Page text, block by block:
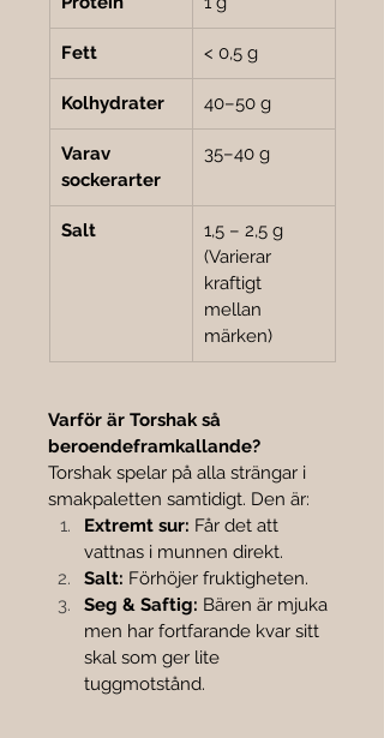
Fett < 0,5 g
Kolhydrater 40–50 g
Varav
sockerarter
35–40 g
Salt
1,5 – 2,5 g
(Varierar
kraftigt
mellan
märken)
Varför är Torshak så
beroendeframkallande?
Torshak spelar på alla strängar i
smakpaletten samtidigt. Den är:
Extremt sur: Får det att
vattnas i munnen direkt.
Salt: Förhöjer fruktigheten.
Seg & Saftig: Bären är mjuka
men har fortfarande kvar sitt
skal som ger lite
tuggmotstånd.